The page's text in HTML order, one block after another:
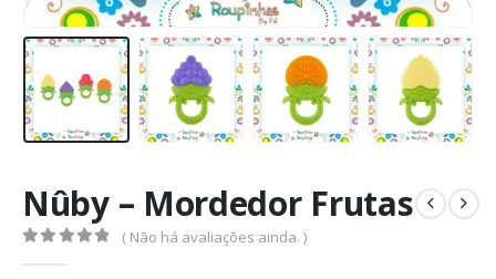
Nûby – Mordedor Frutas
( Não há avaliações ainda. )